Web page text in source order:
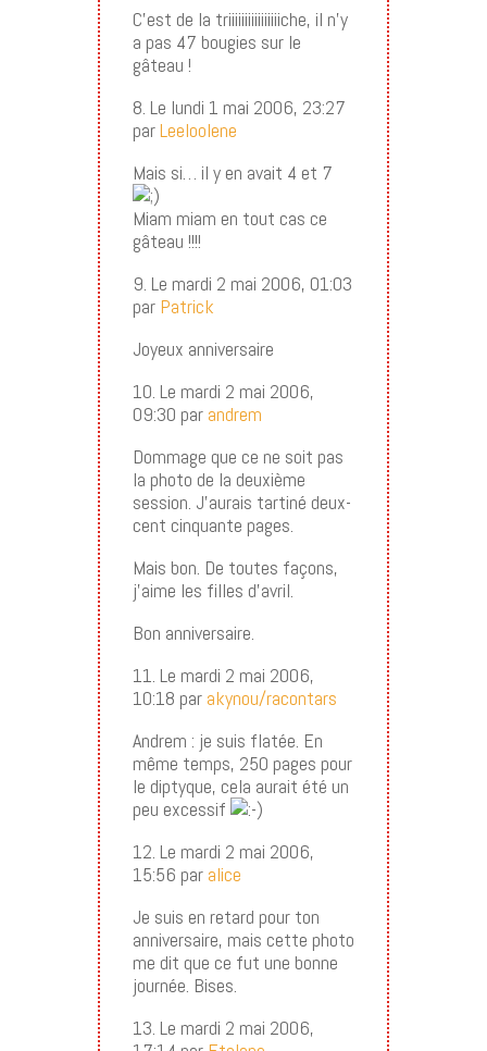
C’est de la triiiiiiiiiiiiiiiiche, il n’y
a pas 47 bougies sur le
gâteau !
8. Le lundi 1 mai 2006, 23:27
parLeeloolene
Mais si… il y en avait 4 et 7
Miam miam en tout cas ce
gâteau !!!!
9. Le mardi 2 mai 2006, 01:03
par Patrick
Joyeux anniversaire
10. Le mardi 2 mai 2006,
09:30 par andrem
Dommage que ce ne soit pas
la photo de la deuxième
session. J’aurais tartiné deux-
cent cinquante pages.
Mais bon. De toutes façons,
j’aime les filles d’avril.
Bon anniversaire.
11. Le mardi 2 mai 2006,
10:18 par akynou/racontars
Andrem : je suis flatée. En
même temps, 250 pages pour
le diptyque, cela aurait été un
peu excessif
12. Le mardi 2 mai 2006,
15:56 par alice
Je suis en retard pour ton
anniversaire, mais cette photo
me dit que ce fut une bonne
journée. Bises.
13. Le mardi 2 mai 2006,